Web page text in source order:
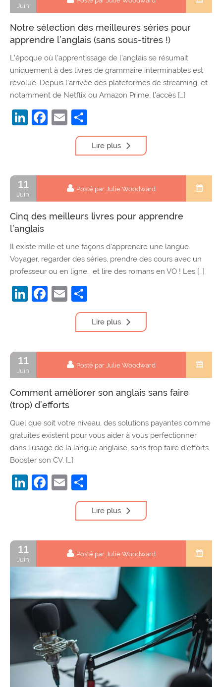
Juin
Notre sélection des meilleures séries pour
apprendre l’anglais (sans sous-titres !)
L’époque où l’apprentissage de l’anglais se résumait
uniquement à des livres de grammaire interminables est
révolue. Depuis l’arrivée des plateformes de streaming, et
notamment de Netflix ou Amazon Prime, l’accès […]
LinkedIn
Facebook
Email
Lire plus
11
Juin
Posté par Julie Woodward
Cinq des meilleurs livres pour apprendre
l’anglais
Il existe mille et une façons d’apprendre une langue.
Voyager, regarder des séries, prendre des cours avec un
professeur ou en ligne… et lire des romans en VO ! Les […]
LinkedIn
Facebook
Email
Lire plus
11
Juin
Posté par Julie Woodward
Comment améliorer son anglais sans faire
(trop) d’efforts
Quel que soit votre niveau, des solutions payantes comme
gratuites existent pour vous aider à vous perfectionner
dans l’usage de la langue anglaise, sans trop faire d’efforts.
Booster son CV, […]
LinkedIn
Facebook
Email
Lire plus
11
Juin
Posté par Julie Woodward